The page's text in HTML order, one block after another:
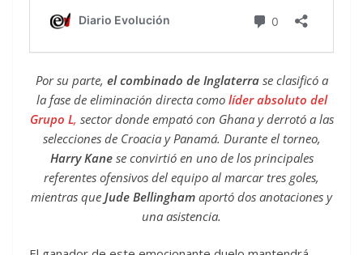
Por su parte, el combinado de Inglaterrase clasificó a
la fase de eliminación directa como líder absoluto del
Grupo L, sector donde empató con Ghana y derrotó a las
selecciones de Croacia y Panamá. Durante el torneo,
Harry Kane se convirtió en uno de los principales
referentes ofensivos del equipo al marcar tres goles,
mientras que Jude Bellingham aportó dos anotaciones y
una asistencia.